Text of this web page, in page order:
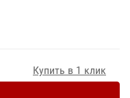
Купить в 1 клик